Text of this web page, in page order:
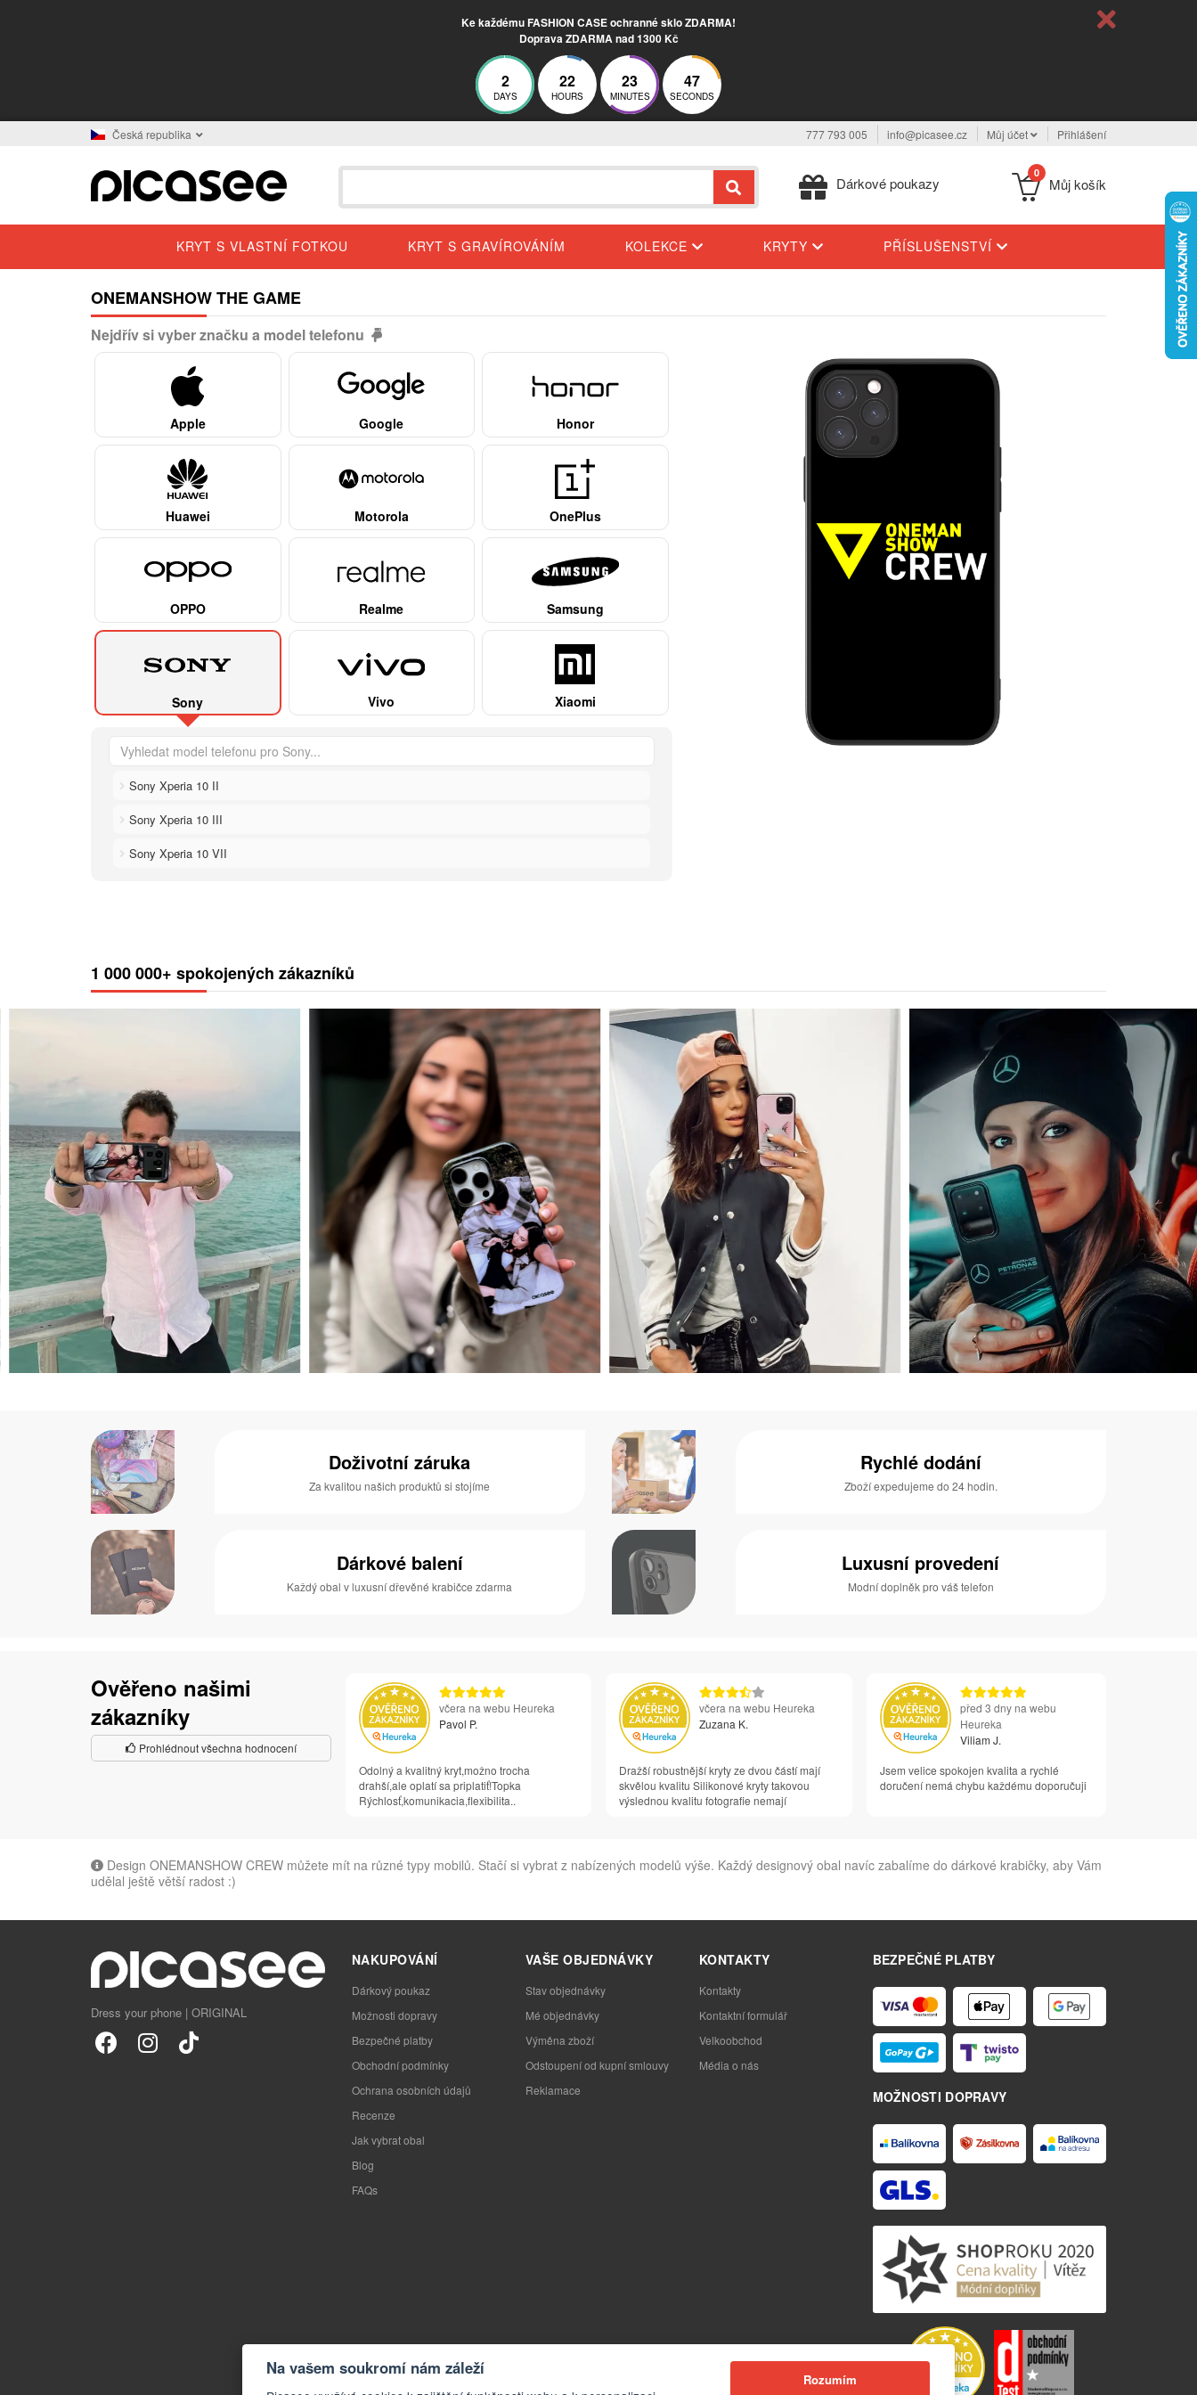
Ke každému FASHION CASE ochranné sklo ZDARMA!
Doprava ZDARMA nad 1300 Kč
2
DAYS
22
HOURS
23
MINUTES
46
SECONDS
Česká republika 777 793 005 info@picasee.cz Můj účet Přihlášení
Dárkové poukazy
0
Můj košík
KRYT S VLASTNÍ FOTKOU KRYT S GRAVÍROVÁNÍM KOLEKCE KRYTY PŘÍSLUŠENSTVÍ
ONEMANSHOW THE GAME
Nejdřív si vyber značku a model telefonu
Apple Google Honor
Huawei Motorola OnePlus
OPPO Realme Samsung
Sony Vivo Xiaomi
Sony Xperia 10 II
Sony Xperia 10 III
Sony Xperia 10 VII
1 000 000+ spokojených zákazníků
Doživotní záruka
Za kvalitou našich produktů si stojíme
Rychlé dodání
Zboží expedujeme do 24 hodin.
Dárkové balení
Každý obal v luxusní dřevěné krabičce zdarma
Luxusní provedení
Modní doplněk pro váš telefon
Ověřeno našimi
zákazníky
Prohlédnout všechna hodnocení
včera na webu Heureka
Pavol P.
Odolný a kvalitný kryt,možno trocha
drahší,ale oplatí sa priplatiť!Topka
Rýchlosť,komunikacia,flexibilita..
včera na webu Heureka
Zuzana K.
Dražší robustnější kryty ze dvou částí mají
skvělou kvalitu Silikonové kryty takovou
výslednou kvalitu fotografie nemají
před 3 dny na webu
Heureka
Viliam J.
Jsem velice spokojen kvalita a rychlé
doručení nemá chybu každému doporučuji
Design ONEMANSHOW CREW můžete mít na různé typy mobilů. Stačí si vybrat z nabízených modelů výše. Každý designový obal navíc zabalíme do dárkové krabičky, aby Vám
udělal ještě větší radost :)
Dress your phone | ORIGINAL
BEZPEČNÉ PLATBY
MOŽNOSTI DOPRAVY
NAKUPOVÁNÍ
Dárkový poukaz
Možnosti dopravy
Bezpečné platby
Obchodní podmínky
Ochrana osobních údajů
Recenze
Jak vybrat obal
Blog
FAQs
VAŠE OBJEDNÁVKY
Stav objednávky
Mé objednávky
Výměna zboží
Odstoupení od kupní smlouvy
Reklamace
KONTAKTY
Kontakty
Kontaktní formulář
Velkoobchod
Média o nás
Na vašem soukromí nám záleží
Rozumím